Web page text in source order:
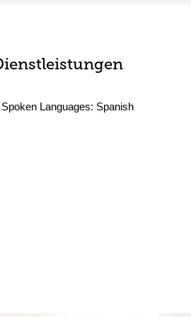
Spoken Languages: Spanish